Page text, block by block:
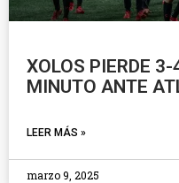
XOLOS PIERDE
MINUTO ANTE
LEER MÁS »
marzo 9, 2025